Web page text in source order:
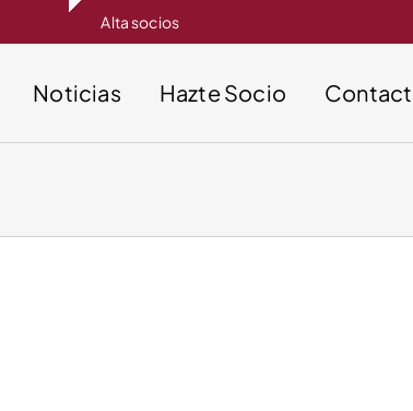
Alta socios
Noticias Hazte Socio